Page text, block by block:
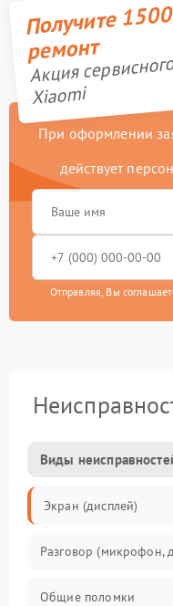
Получите
ремонт
Акция
Xiaomi
При оформлении
действует
Отправляя, Вы
Виды
Экран (дисплей)
Разговор (микрофон,
Общие поломки